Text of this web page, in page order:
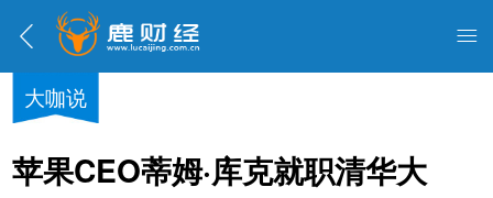
大咖说
苹果CEO蒂姆·库克就职清华大